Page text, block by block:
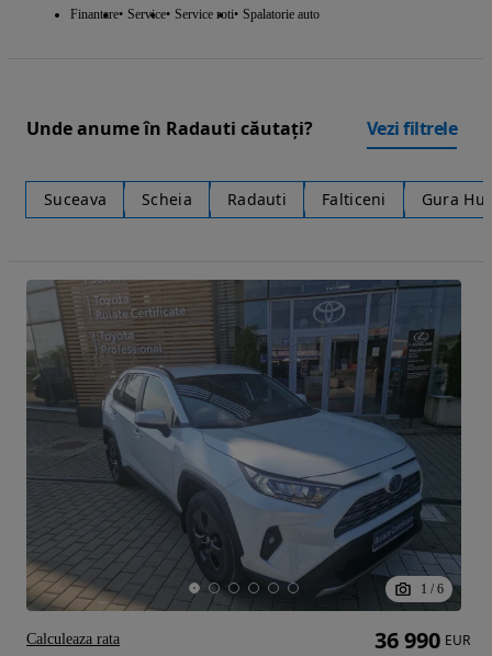
Finantare Service Service roti Spalatorie auto
Unde anume în Radauti căutați? Vezi filtrele
Suceava Scheia Radauti Falticeni Gura
1 / 6
36 990 EUR
Calculeaza rata